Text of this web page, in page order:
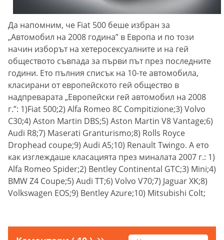
Да напомним, че Fiat 500 беше избран за
„Автомобил на 2008 година” в Европа и по този
начин изборът на хетеросексуалните и на гей
обществото съвпада за първи път през последните
години. Ето пълния списък на 10-те автомобила,
класирани от европейското гей общество в
надпреварата „Европейски гей автомобил на 2008
г.”: 1)Fiat 500;2) Alfa Romeo 8C Compitizione;3) Volvo
C30;4) Aston Martin DBS;5) Aston Martin V8 Vantage;6)
Audi R8;7) Maserati Granturismo;8) Rolls Royce
Drophead coupe;9) Audi A5;10) Renault Twingo. А ето
как изглеждаше класацията през миналата 2007 г.: 1)
Alfa Romeo Spider;2) Bentley Continental GTC;3) Mini;4)
BMW Z4 Coupe;5) Audi TT;6) Volvo V70;7) Jaguar XK;8)
Volkswagen EOS;9) Bentley Azure;10) Mitsubishi Colt;